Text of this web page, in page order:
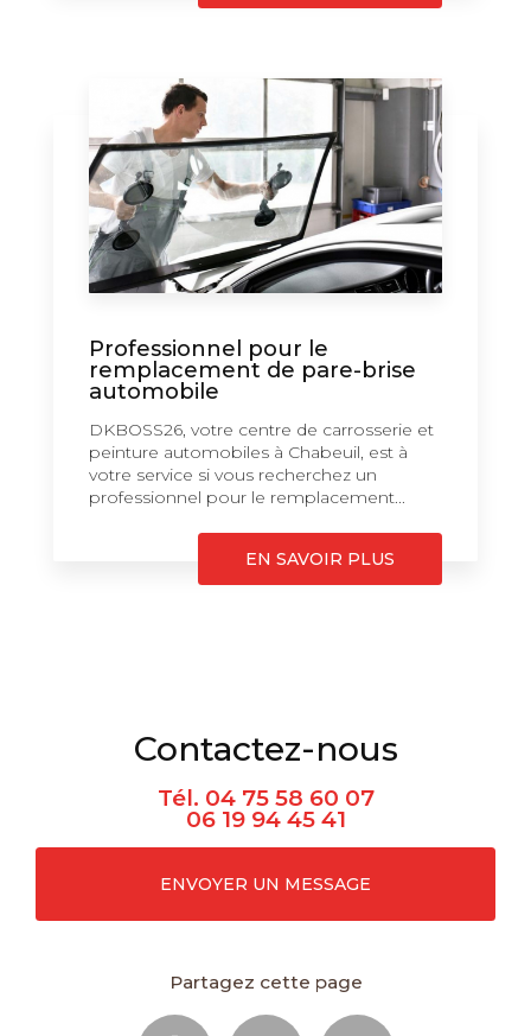
Professionnel pour le
remplacement de pare-brise
automobile
DKBOSS26, votre centre de carrosserie et
peinture automobiles à Chabeuil, est à
votre service si vous recherchez un
professionnel pour le remplacement...
EN SAVOIR PLUS
Contactez-nous
Tél. 04 75 58 60 07
06 19 94 45 41
ENVOYER UN MESSAGE
Partagez cette page
Facebook